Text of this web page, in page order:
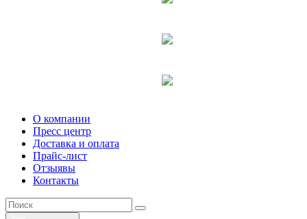
О компании
Пресс центр
Доставка и оплата
Прайс-лист
Отзыявы
Контакты